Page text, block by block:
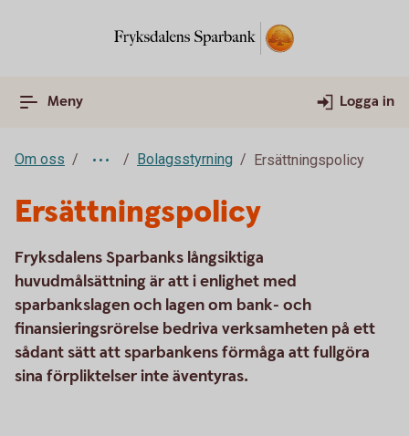
Meny Logga in
Om oss Bolagsstyrning Ersättningspolicy
Ersättningspolicy
Fryksdalens Sparbanks långsiktiga
huvudmålsättning är att i enlighet med
sparbankslagen och lagen om bank- och
finansieringsrörelse bedriva verksamheten på ett
sådant sätt att sparbankens förmåga att fullgöra
sina förpliktelser inte äventyras.